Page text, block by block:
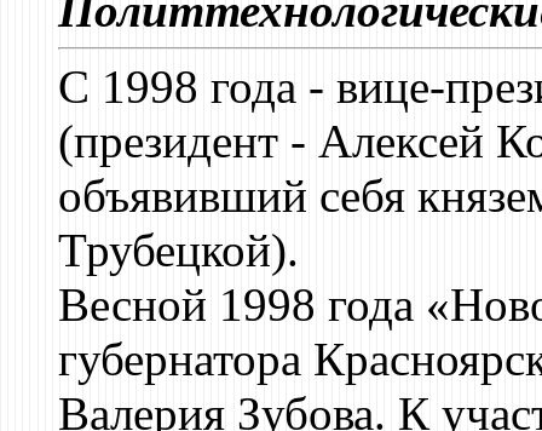
С 1998 года - вице-
(президент - Алексей
объявивший себя
Трубецкой).
Весной 1998 года
губернатора
Валерия Зубова. К